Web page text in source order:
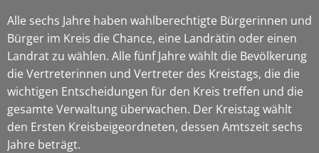
Alle sechs Jahre haben wahlberechtigte Bürgerinnen und
Bürger im Kreis die Chance, eine Landrätin oder einen
Landrat zu wählen. Alle fünf Jahre wählt die Bevölkerung
die Vertreterinnen und Vertreter des Kreistags, die die
wichtigen Entscheidungen für den Kreis treffen und die
gesamte Verwaltung überwachen. Der Kreistag wählt
den Ersten Kreisbeigeordneten, dessen Amtszeit sechs
Jahre beträgt.